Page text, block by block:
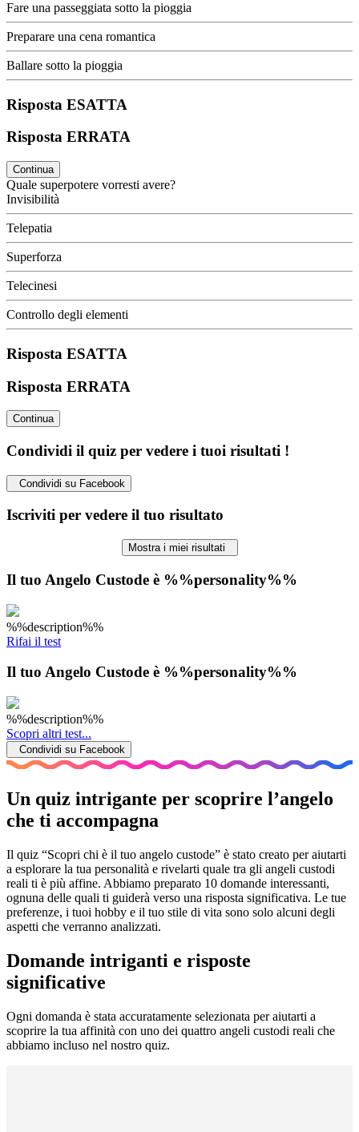
Fare una passeggiata sotto la pioggia
Preparare una cena romantica
Ballare sotto la pioggia
Risposta ESATTA
Risposta ERRATA
Continua
Quale superpotere vorresti avere?
Invisibilità
Telepatia
Superforza
Telecinesi
Controllo degli elementi
Risposta ESATTA
Risposta ERRATA
Continua
Condividi il quiz per vedere i tuoi risultati !
Condividi su Facebook
Iscriviti per vedere il tuo risultato
Mostra i miei risultati
Il tuo Angelo Custode è %%personality%%
%%description%%
Rifai il test
Il tuo Angelo Custode è %%personality%%
%%description%%
Scopri altri test...
Condividi su Facebook
Un quiz intrigante per scoprire l’angelo
che ti accompagna
Il quiz “Scopri chi è il tuo angelo custode” è stato creato per aiutarti
a esplorare la tua personalità e rivelarti quale tra gli angeli custodi
reali ti è più affine. Abbiamo preparato 10 domande interessanti,
ognuna delle quali ti guiderà verso una risposta significativa. Le tue
preferenze, i tuoi hobby e il tuo stile di vita sono solo alcuni degli
aspetti che verranno analizzati.
Domande intriganti e risposte
significative
Ogni domanda è stata accuratamente selezionata per aiutarti a
scoprire la tua affinità con uno dei quattro angeli custodi reali che
abbiamo incluso nel nostro quiz.